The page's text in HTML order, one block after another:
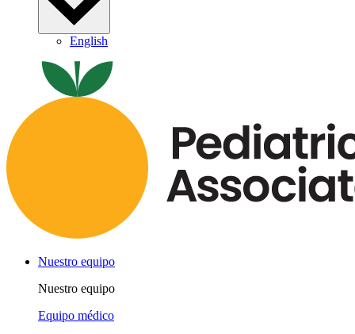
English
Nuestro equipo
Nuestro equipo
Equipo médico